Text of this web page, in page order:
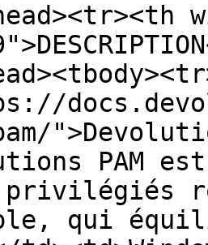
PAM
privilégiés
qui